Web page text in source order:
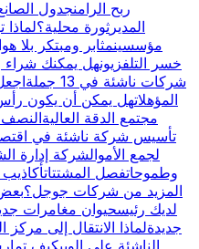
ربح الرامنجدول
المدير ثورة محلية؟لماذا
مؤسسينمثابر ومبتكر بلا
خسر التلفزيونهل يمكنك شراء
شركات ناشئة في 13 جملة
المؤهلاتهل يمكن أن يكون رأس
مجتمع الدقة العاليةالنصف
تأسيس شركة ناشئة في
لجمع الأموالشركة إدارة
وطموحاتفصل المشتتاتأكاذيب
المزيد من شركات جوجل؟
لديك رئيسحيوان مغامرات
جديدةلماذا الانتقال إلى
الناشئة على الويبكيف